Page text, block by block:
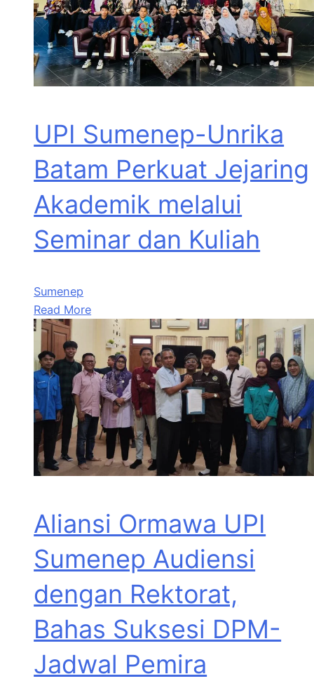
UPI Sumenep-Unrika
Batam Perkuat Jejaring
Akademik melalui
Seminar dan Kuliah
Sumenep
Read More
Aliansi Ormawa UPI
Sumenep Audiensi
dengan Rektorat,
Bahas Suksesi DPM-
Jadwal Pemira